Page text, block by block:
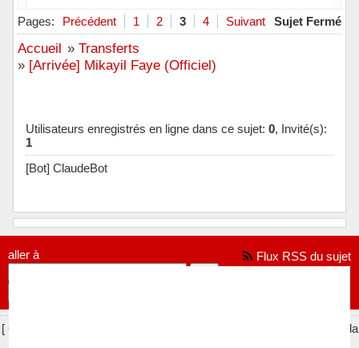
Hors ligne
Pages: Précédent 1 2 3 4 Suivant Sujet Fermé
Accueil » Transferts
» [Arrivée] Mikayil Faye (Officiel)
Utilisateurs enregistrés en ligne dans ce sujet: 0, Invité(s):
1
[Bot] ClaudeBot
aller à Flux RSS du sujet
[ Généré en 0.021 secondes, 9 requêtes exécutées - Utilisation de la